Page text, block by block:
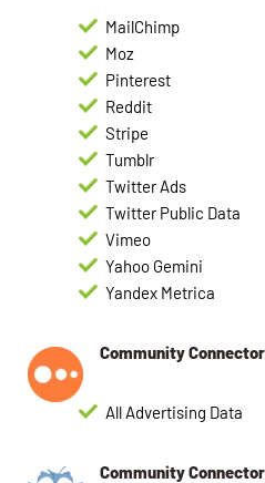
MailChimp
Moz
Pinterest
Reddit
Stripe
Tumblr
Twitter Ads
Twitter Public Data
Vimeo
Yahoo Gemini
Yandex Metrica
Community Connector
All Advertising Data
Community